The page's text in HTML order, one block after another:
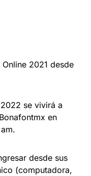
2021 desde
se vivirá a
en
desde sus
(computadora,